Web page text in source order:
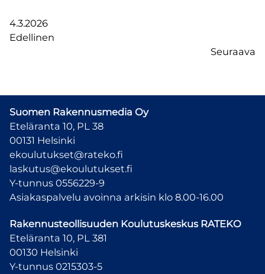
4.3.2026
Edellinen
Seuraava
Suomen Rakennusmedia Oy
Eteläranta 10, PL 38
00131 Helsinki
ekoulutukset@rateko.fi
laskutus@ekoulutukset.fi
Y-tunnus 0556229-9
Asiakaspalvelu avoinna arkisin klo 8.00-16.00
Rakennusteollisuuden Koulutuskeskus RATEKO
Eteläranta 10, PL 381
00130 Helsinki
Y-tunnus 0215303-5